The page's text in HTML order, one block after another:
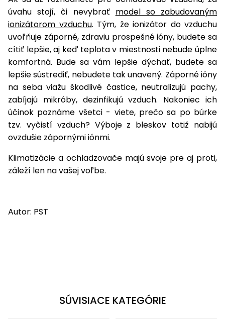
úvahu stojí, či nevybrať model so zabudovaným
ionizátorom vzduchu. Tým, že ionizátor do vzduchu
uvoľňuje záporné, zdraviu prospešné ióny, budete sa
cítiť lepšie, aj keď teplota v miestnosti nebude úplne
komfortná. Bude sa vám lepšie dýchať, budete sa
lepšie sústrediť, nebudete tak unavený. Záporné ióny
na seba viažu škodlivé častice, neutralizujú pachy,
zabíjajú mikróby, dezinfikujú vzduch. Nakoniec ich
účinok poznáme všetci - viete, prečo sa po búrke
tzv. vyčistí vzduch? Výboje z bleskov totiž nabijú
ovzdušie zápornými iónmi.
Klimatizácie a ochladzovače majú svoje pre aj proti,
záleží len na vašej voľbe.
Autor: PST
SÚVISIACE KATEGÓRIE